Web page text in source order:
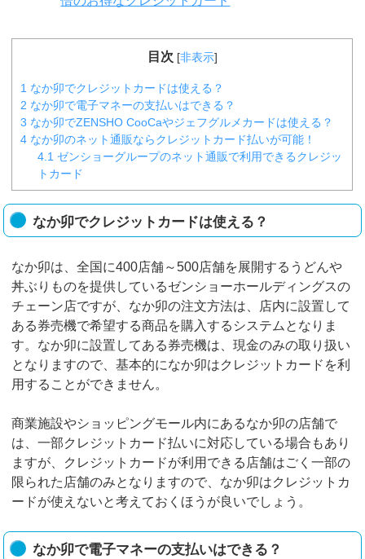
目次 [非表示]
1 なか卯でクレジットカードは使える？
2 なか卯で電子マネーの支払いはできる？
3 なか卯でZENSHO CooCaやジェフグルメカードは使える？
4 なか卯のネット通販ならクレジットカード払いが可能！
4.1 ゼンショーグループのネット通販で利用できるクレジッ
トカード
なか卯でクレジットカードは使える？
なか卯は、全国に400店舗～500店舗を展開するうどんや
丼ぶりものを提供しているゼンショーホールディングスの
チェーン店ですが、なか卯の注文方法は、店内に設置して
ある券売機で希望する商品を購入するシステムとなりま
す。なか卯に設置してある券売機は、現金のみの取り扱い
となりますので、基本的になか卯はクレジットカードを利
用することができません。
商業施設やショッピングモール内にあるなか卯の店舗で
は、一部クレジットカード払いに対応している場合もあり
ますが、クレジットカードが利用できる店舗はごく一部の
限られた店舗のみとなりますので、なか卯はクレジットカ
ードが使えないと考えておくほうが良いでしょう。
なか卯で電子マネーの支払いはできる？